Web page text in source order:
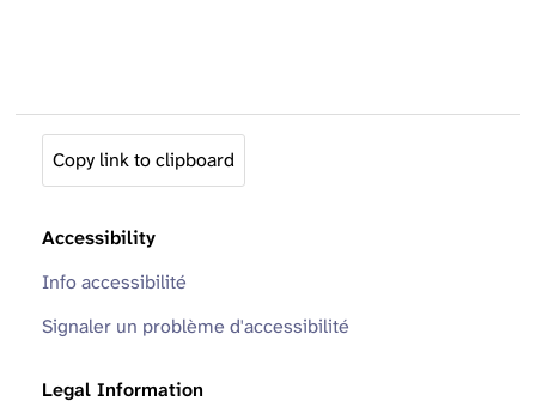
Copy link to clipboard
Accessibility
Info accessibilité
Signaler un problème d'accessibilité
Legal Information